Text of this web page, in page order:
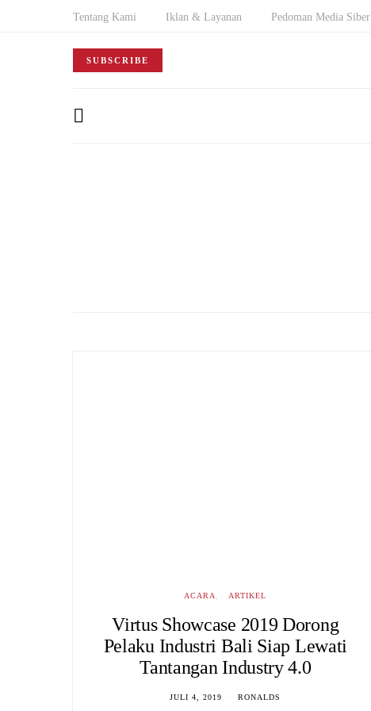
Tentang Kami Iklan & Layanan Pedoman Media Siber
SUBSCRIBE
ACARA ARTIKEL
Virtus Showcase 2019 Dorong
Pelaku Industri Bali Siap Lewati
Tantangan Industry 4.0
JULI 4, 2019 RONALDS